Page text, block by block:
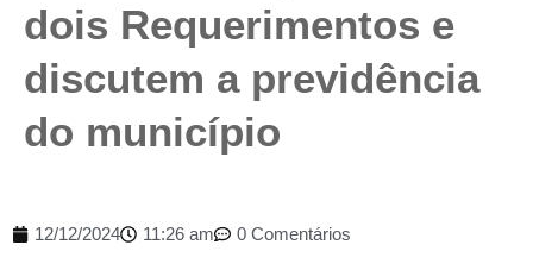
dois Requerimentos e
discutem a previdência
do município
12/12/2024 11:26 am 0 Comentários